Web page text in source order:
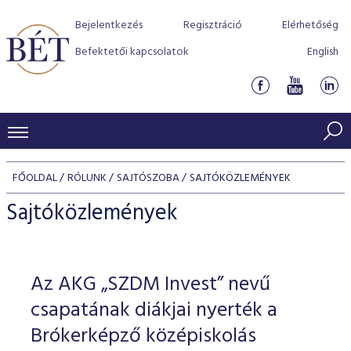
Bejelentkezés Regisztráció
Elérhetőség
Befektetői kapcsolatok
English
KERESKEDÉSI ADATOK
INDEXEK
Jelzáloglevél indexek
Vállalati kötvény indexek
Azonnali Piac
Részvények
Származékos piac
BEFEKTETŐK
Részvény szekció
Hitelpapír szekció
BÉT szabályzatok
Befektetővédelem
Alkalmazott díjstruktúra
Elszámolás
Részvény és vállalati kötvény tőzsdei bevezetését
program
BÉT Xtend - Részvénypiac egyszerűen
TŐZSDETAGOK
Tőzsdetagok, üzletkötők
VENDOROK
FŐOLDAL RÓLUNK SAJTÓSZOBA SAJTÓKÖZLEMÉNYEK
Sajtóközlemények
Az AKG „SZDM Invest” nevű
csapatának diákjai nyerték a
Brókerképző középiskolás